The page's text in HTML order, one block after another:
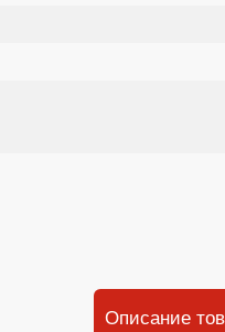
Описание